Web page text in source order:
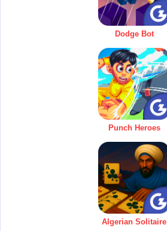
Dodge Bot
Punch Heroes
Algerian Solitaire